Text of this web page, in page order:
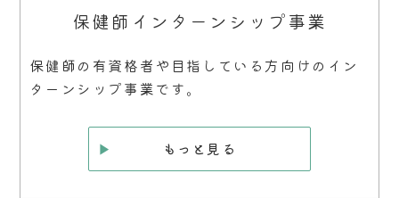
保健師インターンシップ事業
保健師の有資格者や目指している方向けのイン
ターンシップ事業です。
もっと見る